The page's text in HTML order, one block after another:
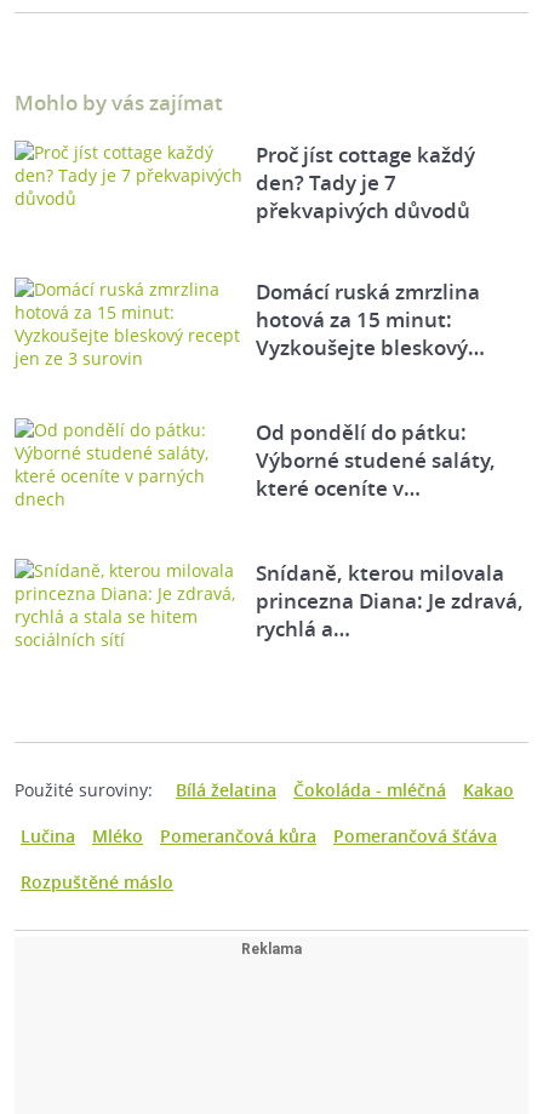
Mohlo by vás zajímat
Proč jíst cottage každý
den? Tady je 7
překvapivých důvodů
Domácí ruská zmrzlina
hotová za 15 minut:
Vyzkoušejte bleskový…
Od pondělí do pátku:
Výborné studené saláty,
které oceníte v…
Snídaně, kterou milovala
princezna Diana: Je zdravá,
rychlá a…
Použité suroviny: Bílá želatina Čokoláda - mléčná
Kakao
Lučina
Mléko Pomerančová kůra
Pomerančová šťáva
Rozpuštěné máslo